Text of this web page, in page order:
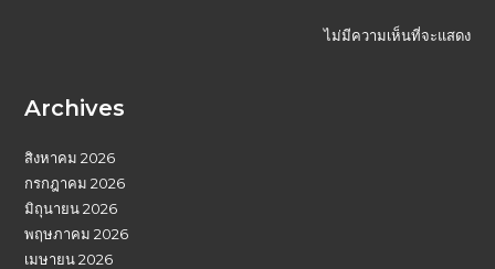
ไม่มีความเห็นที่จะแสดง
Archives
สิงหาคม 2026
กรกฎาคม 2026
มิถุนายน 2026
พฤษภาคม 2026
เมษายน 2026